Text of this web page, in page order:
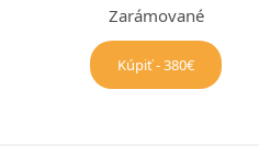
Zarámované
Kúpiť - 380€